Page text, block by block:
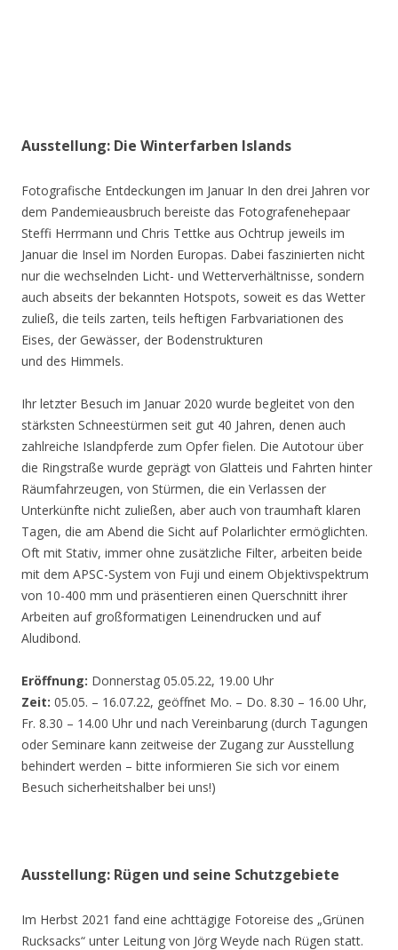
Ausstellung: Die Winterfarben Islands
Fotografische Entdeckungen im Januar In den drei Jahren vor
dem Pandemieausbruch bereiste das Fotografenehepaar
Steffi Herrmann und Chris Tettke aus Ochtrup jeweils im
Januar die Insel im Norden Europas. Dabei faszinierten nicht
nur die wechselnden Licht- und Wetterverhältnisse, sondern
auch abseits der bekannten Hotspots, soweit es das Wetter
zuließ, die teils zarten, teils heftigen Farbvariationen des
Eises, der Gewässer, der Bodenstrukturen
und des Himmels.
Ihr letzter Besuch im Januar 2020 wurde begleitet von den
stärksten Schneestürmen seit gut 40 Jahren, denen auch
zahlreiche Islandpferde zum Opfer fielen. Die Autotour über
die Ringstraße wurde geprägt von Glatteis und Fahrten hinter
Räumfahrzeugen, von Stürmen, die ein Verlassen der
Unterkünfte nicht zuließen, aber auch von traumhaft klaren
Tagen, die am Abend die Sicht auf Polarlichter ermöglichten.
Oft mit Stativ, immer ohne zusätzliche Filter, arbeiten beide
mit dem APSC-System von Fuji und einem Objektivspektrum
von 10-400 mm und präsentieren einen Querschnitt ihrer
Arbeiten auf großformatigen Leinendrucken und auf
Aludibond.
Eröffnung: Donnerstag 05.05.22, 19.00 Uhr
Zeit: 05.05. – 16.07.22, geöffnet Mo. – Do. 8.30 – 16.00 Uhr,
Fr. 8.30 – 14.00 Uhr und nach Vereinbarung (durch Tagungen
oder Seminare kann zeitweise der Zugang zur Ausstellung
behindert werden – bitte informieren Sie sich vor einem
Besuch sicherheitshalber bei uns!)
Ausstellung: Rügen und seine Schutzgebiete
Im Herbst 2021 fand eine achttägige Fotoreise des „Grünen
Rucksacks“ unter Leitung von Jörg Weyde nach Rügen statt.